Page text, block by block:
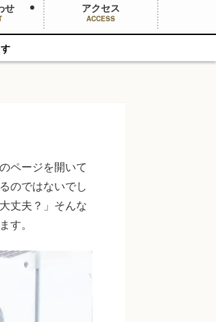
せ アクセス
ACCESS
ページを開いて
のではないでし
丈夫？」そんな
す。